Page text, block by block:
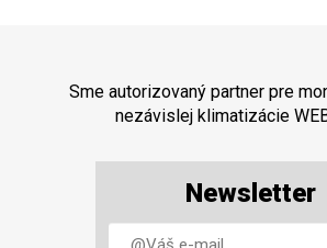
Sme autorizovaný partner pre
nezávislej klimatizácie
Newsletter